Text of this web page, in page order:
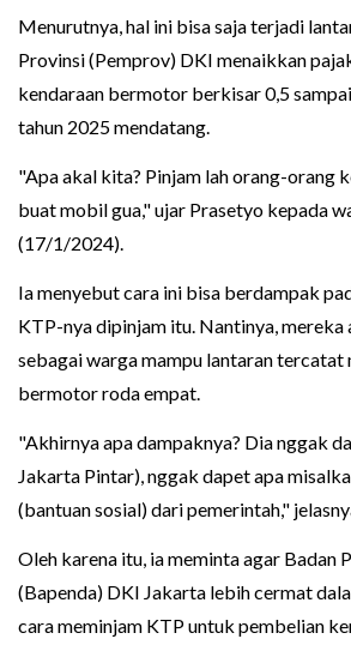
Menurutnya, hal ini bisa saja terjadi
Provinsi (Pemprov) DKI menaikkan
kendaraan bermotor berkisar 0,5
tahun 2025 mendatang.
"Apa akal kita? Pinjam lah orang-orang
buat mobil gua," ujar Prasetyo kepada
(17/1/2024).
Ia menyebut cara ini bisa berdampak
KTP-nya dipinjam itu. Nantinya, mereka
sebagai warga mampu lantaran
bermotor roda empat.
"Akhirnya apa dampaknya? Dia nggak
Jakarta Pintar), nggak dapet apa
(bantuan sosial) dari pemerintah,"
Oleh karena itu, ia meminta agar Badan
(Bapenda) DKI Jakarta lebih cermat
cara meminjam KTP untuk pembelian